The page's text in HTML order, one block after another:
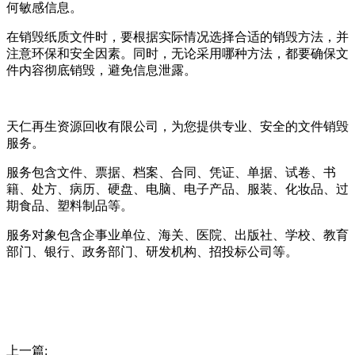
何敏感信息。
在销毁纸质文件时，要根据实际情况选择合适的销毁方法，并
注意环保和安全因素。同时，无论采用哪种方法，都要确保文
件内容彻底销毁，避免信息泄露。
天仁再生资源回收有限公司，为您提供专业、安全的文件销毁
服务。
服务包含文件、票据、档案、合同、凭证、单据、试卷、书
籍、处方、病历、硬盘、电脑、电子产品、服装、化妆品、过
期食品、塑料制品等。
服务对象包含企事业单位、海关、医院、出版社、学校、教育
部门、银行、政务部门、研发机构、招投标公司等。
上一篇: